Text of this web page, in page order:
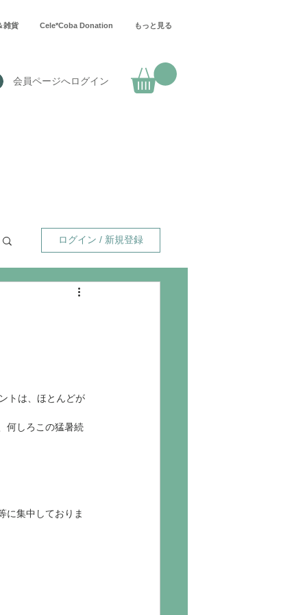
雑貨 Cele*Coba Donation もっと見る
会員ページへログイン
ログイン / 新規登録
トは、ほとんどが
何しろこの猛暑続
に集中しておりま